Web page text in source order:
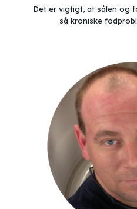
Det er vigtigt, at sålen og
så kroniske